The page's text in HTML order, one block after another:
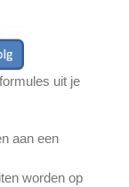
uit je
aan een
worden op